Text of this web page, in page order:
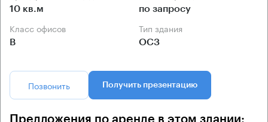
10 кв.м по запросу
Класс офисов
B
Тип здания
ОСЗ
Позвонить Получить презентацию
Предложения по аренде в этом здании: